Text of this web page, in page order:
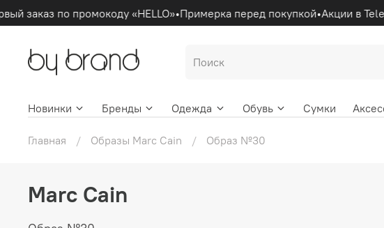
заказ по промокоду «HELLO»•Примерка перед покупкой•Акции в
Новинки Бренды Одежда Обувь Сумки
Главная Образы Marc Cain Образ №30
Marc Cain